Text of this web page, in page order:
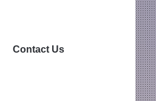
Contact Us